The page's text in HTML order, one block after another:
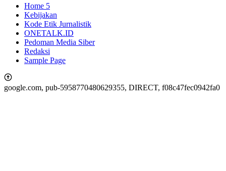
Home 5
Kebijakan
Kode Etik Jurnalistik
ONETALK.ID
Pedoman Media Siber
Redaksi
Sample Page
google.com, pub-5958770480629355, DIRECT, f08c47fec0942fa0